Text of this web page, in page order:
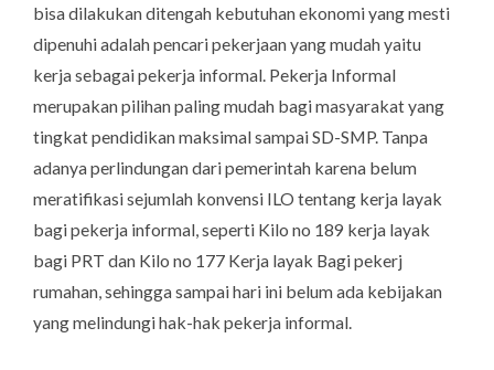
bisa dilakukan ditengah kebutuhan ekonomi yang mesti
dipenuhi adalah pencari pekerjaan yang mudah yaitu
kerja sebagai pekerja informal. Pekerja Informal
merupakan pilihan paling mudah bagi masyarakat yang
tingkat pendidikan maksimal sampai SD-SMP. Tanpa
adanya perlindungan dari pemerintah karena belum
meratifikasi sejumlah konvensi ILO tentang kerja layak
bagi pekerja informal, seperti Kilo no 189 kerja layak
bagi PRT dan Kilo no 177 Kerja layak Bagi pekerj
rumahan, sehingga sampai hari ini belum ada kebijakan
yang melindungi hak-hak pekerja informal.